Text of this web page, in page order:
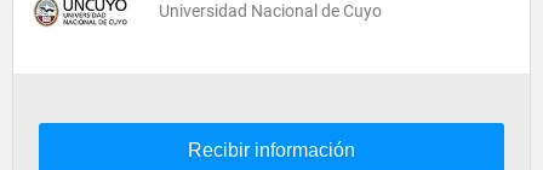
Universidad Nacional de Cuyo
Recibir información